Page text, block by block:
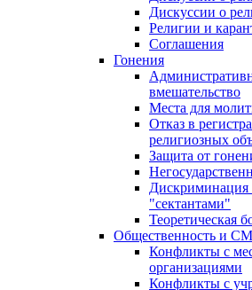
Дискуссии о
Религии и
Соглашения
Гонения
вмешательство
Места для
Отказ в
религиозных
Защита от
Дискриминация
"сектантами"
Теоретическая
Общественность и
Конфликты с
организациями
Конфликты с